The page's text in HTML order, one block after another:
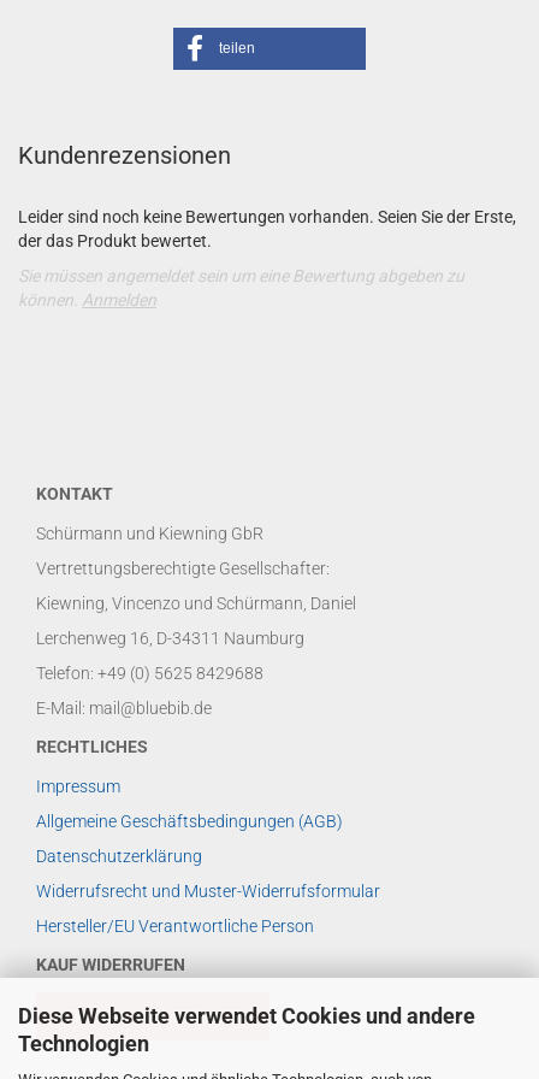
Diese Webseite verwendet Cookies und andere
Technologien
teilen
Kundenrezensionen
Leider sind noch keine Bewertungen vorhanden. Seien Sie der Erste,
der das Produkt bewertet.
Sie müssen angemeldet sein um eine Bewertung abgeben zu
können. Anmelden
KONTAKT
Schürmann und Kiewning GbR
Vertrettungsberechtigte Gesellschafter:
Kiewning, Vincenzo und Schürmann, Daniel
Lerchenweg 16, D-34311 Naumburg
Telefon: +49 (0) 5625 8429688
E-Mail: mail@bluebib.de
RECHTLICHES
Impressum
Allgemeine Geschäftsbedingungen (AGB)
Datenschutzerklärung
Widerrufsrecht und Muster-Widerrufsformular
Hersteller/EU Verantwortliche Person
KAUF WIDERRUFEN
VERTRAG WIDERRUFEN